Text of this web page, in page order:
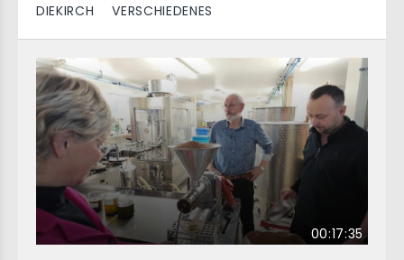
DIEKIRCH VERSCHIEDENES
00:17:35